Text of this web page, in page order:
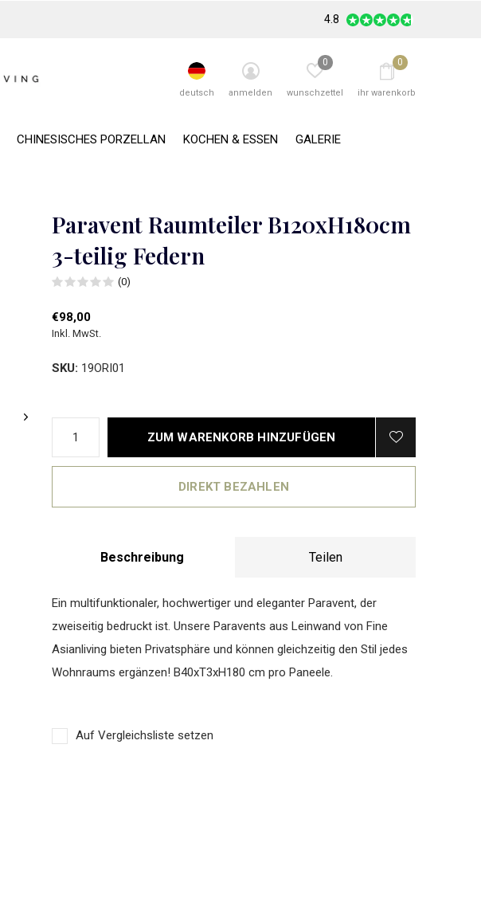
CHINESISCHES PORZELLAN KOCHEN & ESSEN GALERIE
deutsch anmelden wunschzettel
0
ihr warenkorb
0
4.8
Paravent Raumteiler B120xH180cm
3-teilig Federn
(0)
€98,00
Inkl. MwSt.
SKU: 19ORI01
ZUM WARENKORB HINZUFÜGEN
DIREKT BEZAHLEN
Beschreibung Teilen
Ein multifunktionaler, hochwertiger und eleganter Paravent, der
zweiseitig bedruckt ist. Unsere Paravents aus Leinwand von Fine
Asianliving bieten Privatsphäre und können gleichzeitig den Stil jedes
Wohnraums ergänzen! B40xT3xH180 cm pro Paneele.
Auf Vergleichsliste setzen